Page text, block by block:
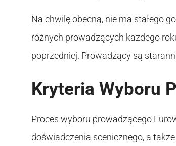
Na chwilę obecną, nie ma stałego
różnych prowadzących każdego
poprzedniej. Prowadzący są
Kryteria Wyboru
Proces wyboru prowadzącego
doświadczenia scenicznego, a